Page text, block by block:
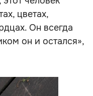
цветах,
Он всегда
он и остался»,